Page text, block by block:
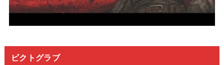
ビクトグラブ